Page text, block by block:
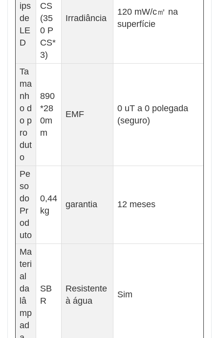
ips
de
LE
D
CS
(35
0 P
CS*
3)
Irradiância
120 mW/c㎡ na
superfície
Ta
ma
nh
o d
o p
ro
dut
o
890
*28
0m
m
EMF
0 uT a 0 polegada
(seguro)
Pe
so
do
Pr
od
uto
0,44
kg
garantia 12 meses
Ma
teri
al
da
lâ
mp
ad
SB
R
Resistente
à água
Sim